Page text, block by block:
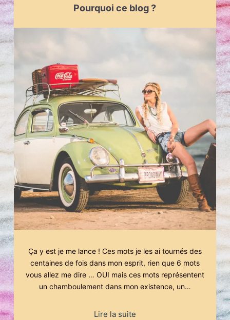
Pourquoi ce blog ?
Ça y est je me lance ! Ces mots je les ai tournés des
centaines de fois dans mon esprit, rien que 6 mots
vous allez me dire … OUI mais ces mots représentent
un chamboulement dans mon existence, un…
Lire la suite